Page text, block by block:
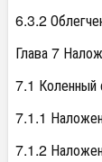
6.3.2
Глава 7
7.1
7.1.1
7.1.2